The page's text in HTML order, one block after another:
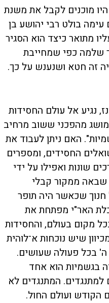
מוכנים לקבל את משנת
בולט רבי יהושע בן
מתואר כיצד הוא הסגיר
שלמה כפי שמחייבת
זה חטא ושנענש על כך.
נגיע אל עולם החסידות
מהפכני ששוב מרחיב
האם ניתן לעבוד את
החסידים, ומספרים
שונות ואפילו על ידי
ממקור קבלי
שכאשר היה תופר
האר"י מפתחת את
מקום בעולם, והחסידות
שיש נוכחות א־לוהית
ה' בכל פעולה שעושים.
בגשמיות הוא אחד
למתנגדים. המתנגדים לא
הקודש ועולם החול.